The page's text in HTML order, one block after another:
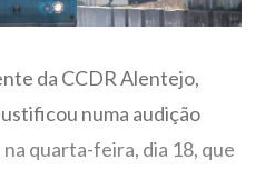
da CCDR Alentejo,
numa audição
quarta-feira, dia 18, que